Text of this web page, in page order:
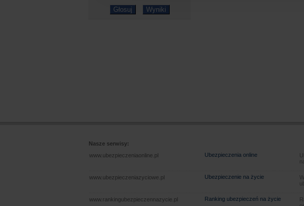
Nasze serwisy:
www.ubezpieczeniaonline.pl
Ubezpieczenia online
www.ubezpieczeniazyciowe.pl Ubezpieczenie na życie
www.rankingubezpieczennazycie.pl Ranking ubezpieczeń na życie